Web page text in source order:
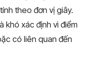
theo đơn vị giây.
khó xác định vì điểm
có liên quan đến